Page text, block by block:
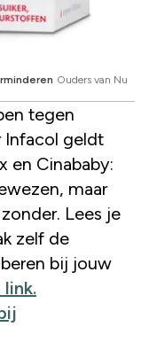
Ouders van Nu
tegen
Infacol geldt
en Cinababy:
maar
Lees je
zelf de
bij jouw